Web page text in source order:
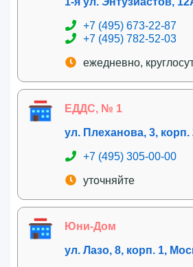
+7 (495) 673-22-87
+7 (495) 782-52-03
ежедневно,
ЕДДС, № 1
ул. Плеханова, 3, корп.
+7 (495) 305-00-00
уточняйте
Юни-Дом
ул. Лазо, 8, корп. 1,